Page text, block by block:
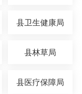
县卫生健康局
县林草局
县医疗保障局